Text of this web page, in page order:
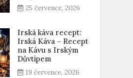
25 července, 2026
Irská káva recept:
Irská Káva – Recept
na Kávu s Irským
Důvtipem
19 července, 2026